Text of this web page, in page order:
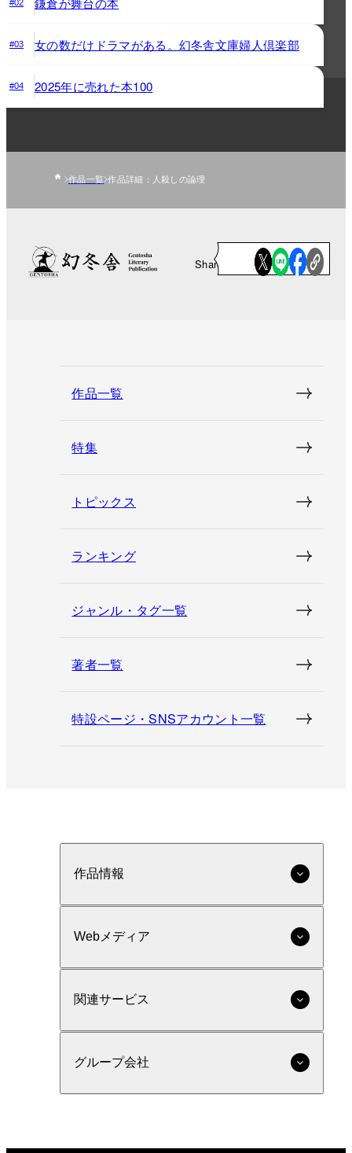
#02
#03 女の数だけドラマがある。幻冬舎文庫婦人倶楽部
#04 2025年に売れた本100
作品一覧 作品詳細：人殺しの論理
Share
作品一覧
特集
トピックス
ランキング
ジャンル・タグ一覧
著者一覧
特設ページ・SNSアカウント一覧
作品情報
Webメディア
関連サービス
グループ会社